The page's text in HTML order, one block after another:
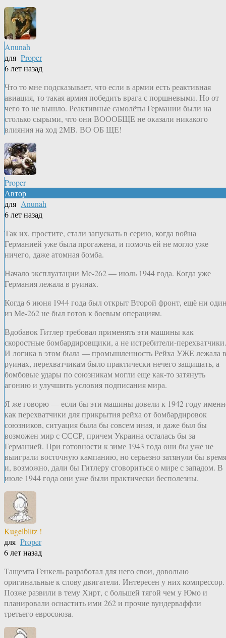
Anunah
для Proper
6 лет назад
Что то мне подсказывает, что если в армии есть реактивная
авиация, то такая армия победить врага с поршневыми. Но от
чего то не вышло. Реактивные самолёты Германии были на
столько сырыми, что они ВОООБЩЕ не оказали никакого
влияния на ход 2МВ. ВО ОБ ЩЕ!
Proper
Автор
для Anunah
6 лет назад
Так их, простите, стали запускать в серию, когда война
Германией уже была прогажена, и помочь ей не могло уже
ничего, даже атомная бомба.
Начало эксплуатации Ме-262 — июль 1944 года. Когда уже
Германия лежала в руинах.
Когда 6 июня 1944 года был открыт Второй фронт, ещё ни
из Me-262 не был готов к боевым операциям.
Вдобавок Гитлер требовал применять эти машины как
скоростные бомбардировщики, а не истребители-перехватчики.
И логика в этом была — промышленность Рейха УЖЕ лежала в
руинах, перехватчикам было практически нечего защищать, а
бомбовые удары по союзникам могли еще как-то затянуть
агонию и улучшить условия подписания мира.
Я же говорю — если бы эти машины довели к 1942 году
как перехватчики для прикрытия рейха от бомбардировок
союзников, ситуация была бы совсем иная, и даже был бы
возможен мир с СССР, причем Украина осталась бы за
Германией. При готовности к зиме 1943 года они бы уже не
выиграли восточную кампанию, но серьезно затянули бы время
и, возможно, дали бы Гитлеру сговориться о мире с западом. В
июле 1944 года они уже были практически бесполезны.
Kugelblitz !
для Proper
6 лет назад
Тащемта Генкель разработал для него свои, довольно
оригинальные к слову двигатели. Интересен у них компрессор.
Позже развили в тему Хирт, с большей тягой чем у Юмо и
планировали оснастить ими 262 и прочие вундерваффли
третьего евросоюза.